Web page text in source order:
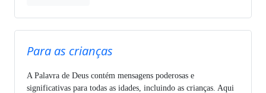
Para as crianças
A Palavra de Deus contém mensagens poderosas e
significativas para todas as idades, incluindo as crianças. Aqui